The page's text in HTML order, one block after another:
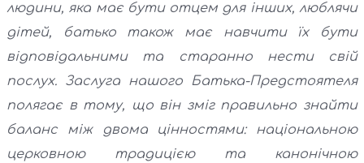
людини, яка має бути отцем для інших, люблячи
дітей, батько також має навчити їх бути
відповідальними та старанно нести свій
послух. Заслуга нашого Батька-Предстоятеля
полягає в тому, що він зміг правильно знайти
баланс між двома цінностями: національною
церковною традицією та канонічною